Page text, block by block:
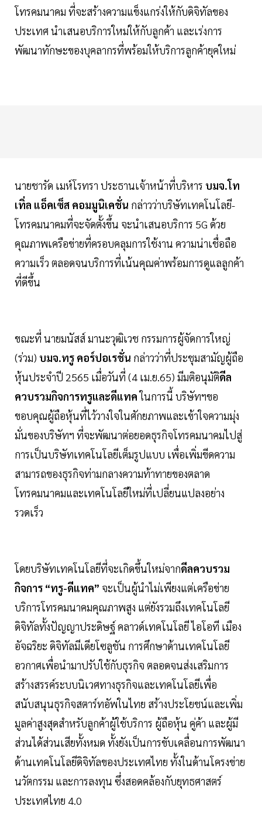
โทรคมนาคม ที่จะสร้างความแข็งแกร่งให้กับดิจิทัลของ
ประเทศ นำเสนอบริการใหม่ให้กับลูกค้า และเร่งการ
พัฒนาทักษะของบุคลากรที่พร้อมให้บริการลูกค้ายุคใหม่
นายชารัด เมห์โรทรา ประธานเจ้าหน้าที่บริหาร บมจ.โท
เทิ่ล แอ็คเซ็ส คอมมูนิเคชั่น กล่าวว่าบริษัทเทคโนโลยี-
โทรคมนาคมที่จะจัดตั้งขึ้น จะนำเสนอบริการ 5G ด้วย
คุณภาพเครือข่ายที่ครอบคลุมการใช้งาน ความน่าเชื่อถือ
ความเร็ว ตลอดจนบริการที่เน้นคุณค่าพร้อมการดูแลลูกค้า
ที่ดีขึ้น
ขณะที่ นายมนัสส์ มานะวุฒิเวช กรรมการผู้จัดการใหญ่
(ร่วม) บมจ.ทรู คอร์ปอเรชั่น กล่าวว่าที่ประชุมสามัญผู้ถือ
หุ้นประจำปี 2565 เมื่อวันที่ (4 เม.ย.65) มีมติอนุมัติดีล
ควบรวมกิจการทรูและดีแทคในการนี้ บริษัทฯขอ
ขอบคุณผู้ถือหุ้นที่ไว้วางใจในศักยภาพและเข้าใจความมุ่ง
มั่นของบริษัทฯ ที่จะพัฒนาต่อยอดธุรกิจโทรคมนาคมไปสู่
การเป็นบริษัทเทคโนโลยีเต็มรูปแบบ เพื่อเพิ่มขีดความ
สามารถของธุรกิจท่ามกลางความท้าทายของตลาด
โทรคมนาคมและเทคโนโลยีใหม่ที่เปลี่ยนแปลงอย่าง
รวดเร็ว
โดยบริษัทเทคโนโลยีที่จะเกิดขึ้นใหม่จากดีลควบรวม
กิจการ “ทรู-ดีแทค” จะเป็นผู้นำไม่เพียงแต่เครือข่าย
บริการโทรคมนาคมคุณภาพสูง แต่ยังรวมถึงเทคโนโลยี
ดิจิทัลทั้งปัญญาประดิษฐ์ คลาวด์เทคโนโลยี ไอโอที เมือง
อัจฉริยะ ดิจิทัลมีเดียโซลูชัน การศึกษาด้านเทคโนโลยี
อวกาศเพื่อนำมาปรับใช้กับธุรกิจ ตลอดจนส่งเสริมการ
สร้างสรรค์ระบบนิเวศทางธุรกิจและเทคโนโลยีเพื่อ
สนับสนุนธุรกิจสตาร์ทอัพในไทย สร้างประโยชน์และเพิ่ม
มูลค่าสูงสุดสำหรับลูกค้าผู้ใช้บริการ ผู้ถือหุ้น คู่ค้า และผู้มี
ส่วนได้ส่วนเสียทั้งหมด ทั้งยังเป็นการขับเคลื่อนการพัฒนา
ด้านเทคโนโลยีดิจิทัลของประเทศไทย ทั้งในด้านโครงข่าย
นวัตกรรม และการลงทุน ซึ่งสอดคล้องกับยุทธศาสตร์
ประเทศไทย 4.0